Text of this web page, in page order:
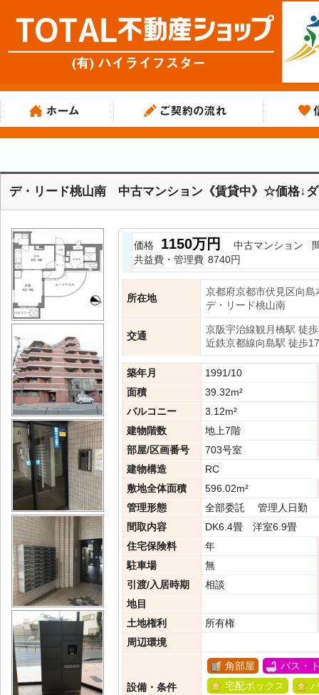
デ・リード桃山南 中古マンション《賃貸中》☆価格↓
価格 1150万円 中古マンション
共益費・管理費 8740円
所在地
京都府京都市伏見区向島
デ・リード桃山南
交通
京阪宇治線観月橋駅 徒
近鉄京都線向島駅 徒歩
築年月
1991/10
面積
39.32m²
バルコニー
3.12m²
建物階数
地上7階
部屋/区画番号
703号室
建物構造
RC
敷地全体面積
596.02m²
管理形態
全部委託 管理人日勤
間取内容
DK6.4畳 洋
住宅保険料
年
駐車場
無
引渡/入居時期
相談
地目
土地権利
所有権
周辺環境
設備・条件
角部屋
バス・
宅配ボックス